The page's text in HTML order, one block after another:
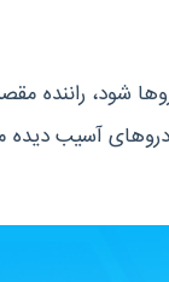
شود، راننده
آسیب دیده